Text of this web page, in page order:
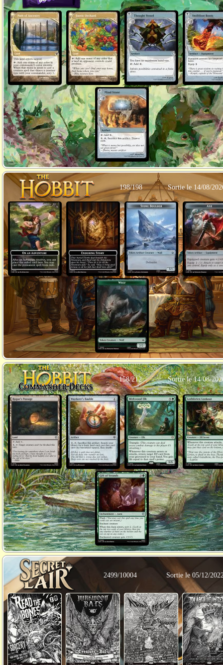
198/198 Sortie le 14/08/
158/212 Sortie le 14/08/
2499/10004 Sortie le 05/12/